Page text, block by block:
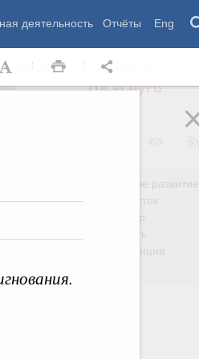
деятельность Отчёты Eng
Обращения
Региональное развитие
Дальний Восток
Россия и мир
Безопасность
Право и юстиция